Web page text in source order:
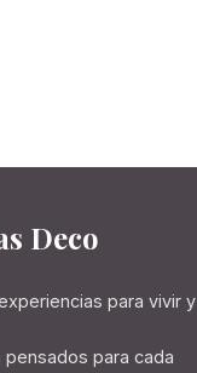
Deco
para vivir y
para cada